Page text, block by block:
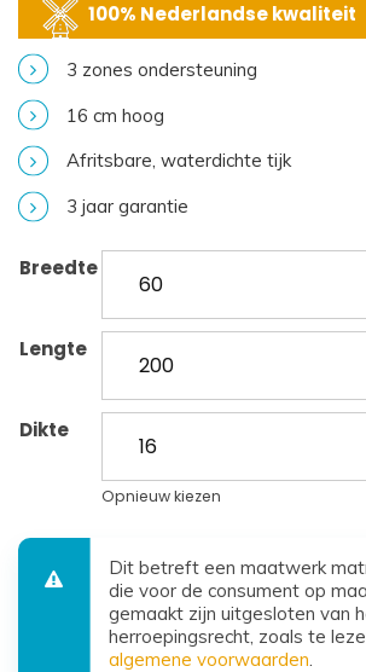
100% Nederlandse kwaliteit
3 zones ondersteuning
16 cm hoog
Afritsbare, waterdichte tijk
3 jaar garantie
Breedte
Lengte
Dikte
Opnieuw kiezen
Dit betreft een maatwerk
die voor de consument op
gemaakt zijn uitgesloten van
herroepingsrecht, zoals te
algemene voorwaarden